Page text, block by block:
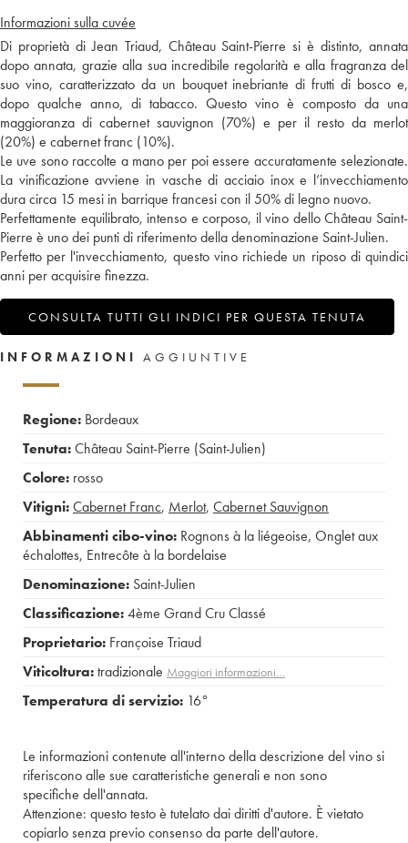
Informazioni sulla cuvée
Di proprietà di Jean Triaud, Château Saint-Pierre si è distinto, annata
dopo annata, grazie alla sua incredibile regolarità e alla fragranza del
suo vino, caratterizzato da un bouquet inebriante di frutti di bosco e,
dopo qualche anno, di tabacco. Questo vino è composto da una
maggioranza di cabernet sauvignon (70%) e per il resto da merlot
(20%) e cabernet franc (10%).
Le uve sono raccolte a mano per poi essere accuratamente selezionate.
La vinificazione avviene in vasche di acciaio inox e l’invecchiamento
dura circa 15 mesi in barrique francesi con il 50% di legno nuovo.
Perfettamente equilibrato, intenso e corposo, il vino dello Château Saint-
Pierre è uno dei punti di riferimento della denominazione Saint-Julien.
Perfetto per l'invecchiamento, questo vino richiede un riposo di quindici
anni per acquisire finezza.
CONSULTA TUTTI GLI INDICI PER QUESTA TENUTA
INFORMAZIONI AGGIUNTIVE
Regione: Bordeaux
Tenuta:Château Saint-Pierre (Saint-Julien)
Colore: rosso
Vitigni:Cabernet Franc, Merlot, Cabernet Sauvignon
Abbinamenti cibo-vino: Rognons à la liégeoise, Onglet aux
échalottes, Entrecôte à la bordelaise
Denominazione: Saint-Julien
Classificazione:4ème Grand Cru Classé
Proprietario: Françoise Triaud
Viticoltura:tradizionale Maggiori informazioni…
Temperatura di servizio: 16°
Le informazioni contenute all'interno della descrizione del vino si
riferiscono alle sue caratteristiche generali e non sono
specifiche dell'annata.
Attenzione: questo testo è tutelato dai diritti d'autore. È vietato
copiarlo senza previo consenso da parte dell'autore.